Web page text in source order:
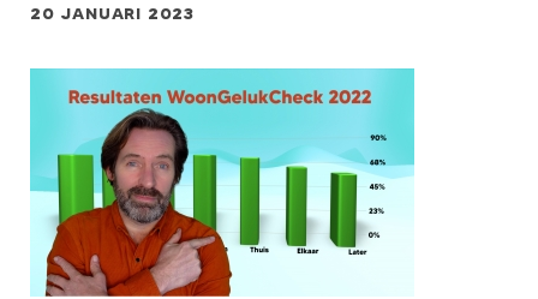
20 JANUARI 2023